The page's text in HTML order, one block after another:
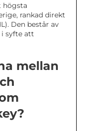
högsta
rankad direkt
Den består av
i syfte att
mellan